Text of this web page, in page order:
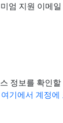
엄 지원 이메
정보를 확인
여기에서 계정에